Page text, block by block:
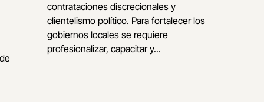
contrataciones discrecionales y
clientelismo político. Para fortalecer los
gobiernos locales se requiere
profesionalizar, capacitar y...